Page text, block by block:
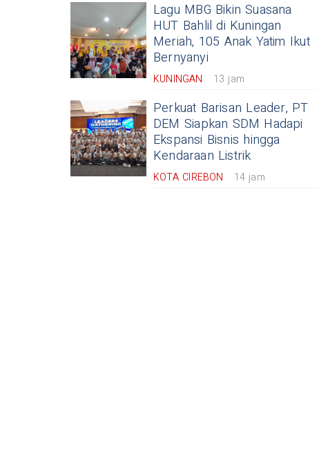
Lagu MBG Bikin Suasana
HUT Bahlil di Kuningan
Meriah, 105 Anak Yatim Ikut
Bernyanyi
KUNINGAN 13 jam
Perkuat Barisan Leader, PT
DEM Siapkan SDM Hadapi
Ekspansi Bisnis hingga
Kendaraan Listrik
KOTA CIREBON 14 jam